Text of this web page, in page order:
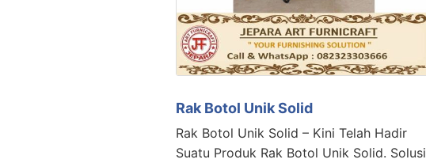
Rak Botol Unik Solid
Rak Botol Unik Solid – Kini Telah Hadir
Suatu Produk Rak Botol Unik Solid. Solusi